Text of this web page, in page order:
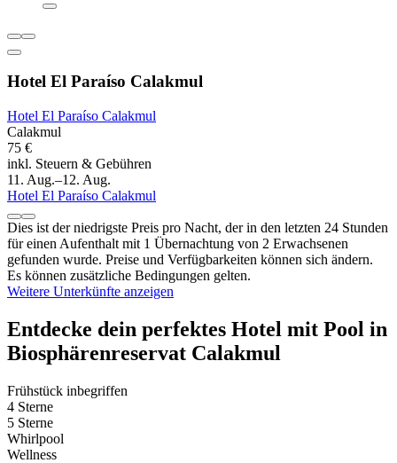
Hotel El Paraíso Calakmul
Hotel El Paraíso Calakmul
Calakmul
75 €
inkl. Steuern & Gebühren
11. Aug.–12. Aug.
Hotel El Paraíso Calakmul
Dies ist der niedrigste Preis pro Nacht, der in den letzten 24 Stunden
für einen Aufenthalt mit 1 Übernachtung von 2 Erwachsenen
gefunden wurde. Preise und Verfügbarkeiten können sich ändern.
Es können zusätzliche Bedingungen gelten.
Weitere Unterkünfte anzeigen
Entdecke dein perfektes Hotel mit Pool in
Biosphärenreservat Calakmul
Frühstück inbegriffen
4 Sterne
5 Sterne
Whirlpool
Wellness